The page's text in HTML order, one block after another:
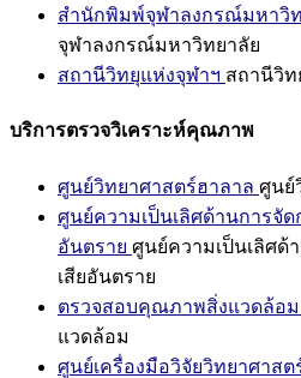
สำนักพิมพ์จุฬาลงกรณ์มหาวิ
จุฬาลงกรณ์มหาวิทยาลัย
สถานีวิทยุแห่งจุฬาฯ สถานีวิท
บริการตรวจวิเคราะห์คุณภาพ
ศูนย์วิทยาศาสตร์ฮาลาล ศูนย์
ศูนย์ความเป็นเลิศด้านการจัด
อันตราย ศูนย์ความเป็นเลิศด้
เสียอันตราย
ตรวจสอบคุณภาพสิ่งแวดล้อม
แวดล้อม
ศูนย์เครื่องมือวิจัยวิทยาศาสต